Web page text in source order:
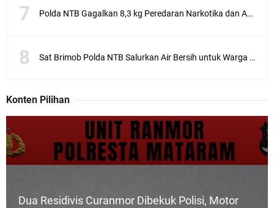
Polda NTB Gagalkan 8,3 kg Peredaran Narkotika dan Amankan 86 Tersangka
Sat Brimob Polda NTB Salurkan Air Bersih untuk Warga Terdampak Kekeringan
Konten Pilihan
Dua Residivis Curanmor Dibekuk Polisi, Motor